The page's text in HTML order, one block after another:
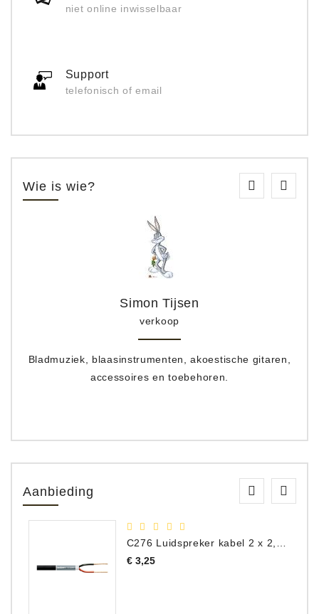
niet online inwisselbaar
Support
telefonisch of email
Wie is wie?
Simon Tijsen
verkoop
Bladmuziek, blaasinstrumenten, akoestische gitaren,
accessoires en toebehoren.
Aanbieding
C276 Luidspreker kabel 2 x 2,50 mm² (per meter)
€ 3,25Prijs